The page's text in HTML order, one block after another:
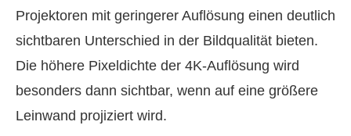
Projektoren mit geringerer Auflösung einen deutlich
sichtbaren Unterschied in der Bildqualität bieten.
Die höhere Pixeldichte der 4K‑Auflösung wird
besonders dann sichtbar, wenn auf eine größere
Leinwand projiziert wird.